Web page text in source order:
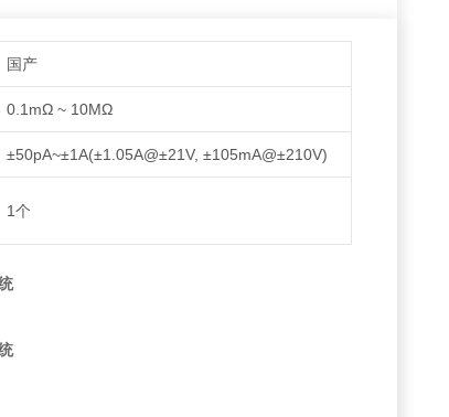
国产
0.1mΩ ~ 10MΩ
±50pA~±1A(±1.05A@±21V, ±105mA@±210V)
1个